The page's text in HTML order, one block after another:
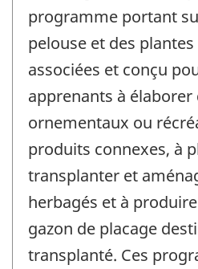
programme portant
pelouse et des
associées et conçu
apprenants à élaborer
ornementaux ou
produits connexes, à
transplanter et
herbagés et à
gazon de placage
transplanté. Ces